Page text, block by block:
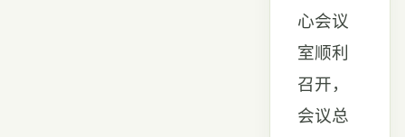
心会议
室顺利
召开，
会议总